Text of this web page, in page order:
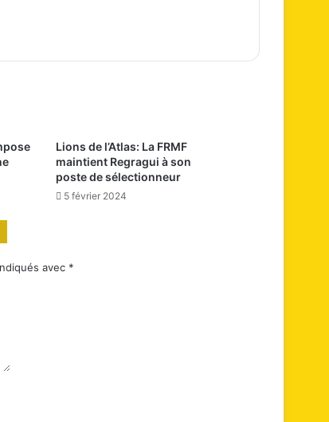
Lions de l’Atlas: La FRMF
maintient Regragui à son
poste de sélectionneur
5 février 2024
avec *